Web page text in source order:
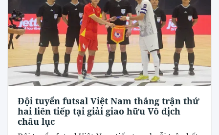
Đội tuyển futsal Việt Nam thắng trận thứ
hai liên tiếp tại giải giao hữu Vô địch
châu lục